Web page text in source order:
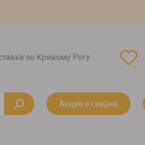
по Кривому Рогу
Акции и скидки